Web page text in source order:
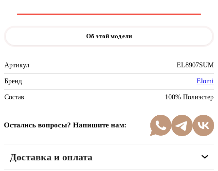
Об этой модели
Артикул EL8907SUM
Бренд Elomi
Состав 100% Полиэстер
Остались вопросы? Напишите нам:
Доставка и оплата